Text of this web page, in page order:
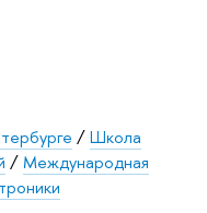
/Школа
/Международная